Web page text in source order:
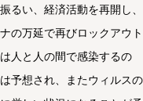
るい、経済活動を再開し、
の万延で再びロックアウト
人と人の間で感染するの
予想され、またウィルスの